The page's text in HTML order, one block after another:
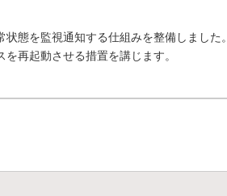
態を監視通知する仕組みを整備しました。
再起動させる措置を講じます。